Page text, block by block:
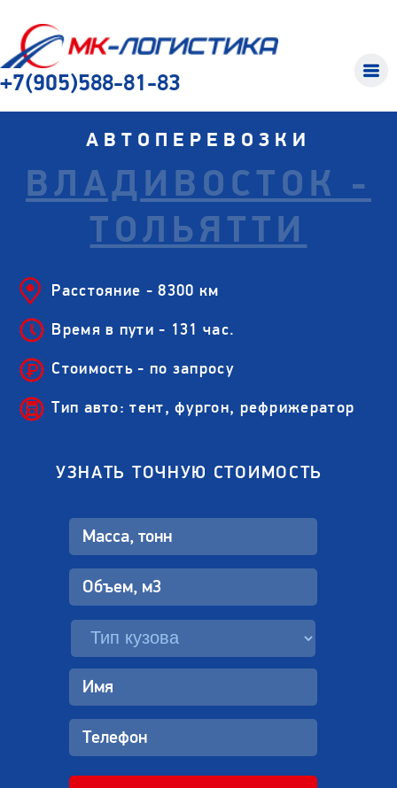
+7(905)588-81-83
АВТОПЕРЕВОЗКИ
ВЛАДИВОСТОК -
ТОЛЬЯТТИ
Расстояние - 8300 км
Время в пути - 131 час.
Стоимость - по запросу
Тип авто: тент, фургон, рефрижератор
УЗНАТЬ ТОЧНУЮ СТОИМОСТЬ